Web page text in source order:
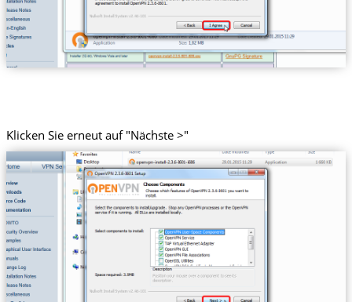
Klicken Sie erneut auf "Nächste >"